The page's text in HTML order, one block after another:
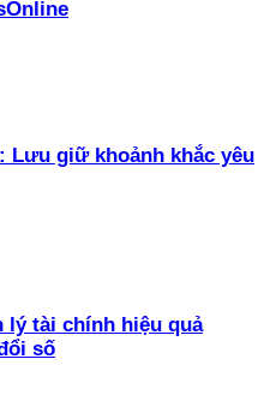
Lưu giữ khoảnh khắc yêu
lý tài chính hiệu quả
số